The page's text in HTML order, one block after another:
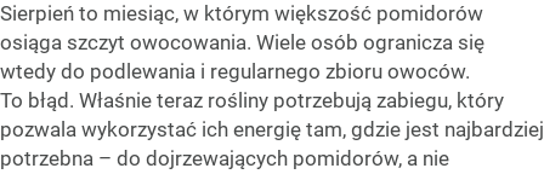
Sierpień to miesiąc, w którym większość pomidorów
osiąga szczyt owocowania. Wiele osób ogranicza się
wtedy do podlewania i regularnego zbioru owoców.
To błąd. Właśnie teraz rośliny potrzebują zabiegu, który
pozwala wykorzystać ich energię tam, gdzie jest najbardziej
potrzebna – do dojrzewających pomidorów, a nie